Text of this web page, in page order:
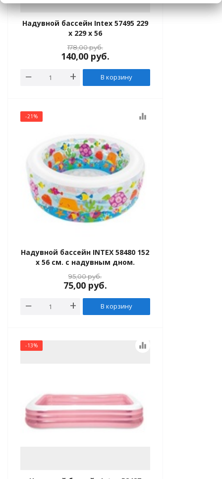
Надувной бассейн Intex 57495 229
x 229 x 56
178,00руб.
140,00 руб.
В корзину
-21% equalizer
Надувной бассейн INTEX 58480 152
x 56 см. с надувным дном.
95,00руб.
75,00 руб.
В корзину
-13% equalizer